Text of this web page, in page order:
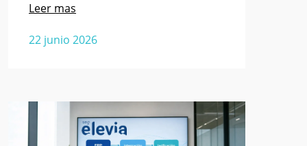
22 junio 2026
Leer mas